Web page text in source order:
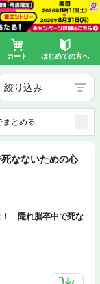
カート はじめての方へ
絞り込み
まとめる
なないための心
！ 隠れ脳卒中で死な